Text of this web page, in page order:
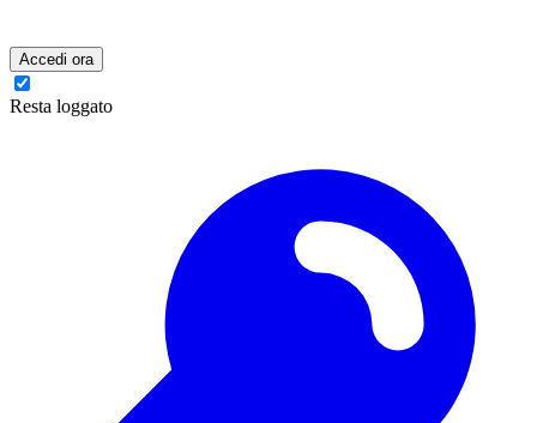
Accedi ora
Resta loggato